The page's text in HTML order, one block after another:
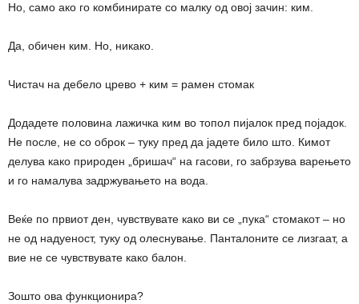
Но, само ако го комбинирате со малку од овој зачин: ким.
Да, обичен ким. Но, никако.
Чистач на дебело црево + ким = рамен стомак
Додадете половина лажичка ким во топол пијалок пред појадок.
Не после, не со оброк – туку пред да јадете било што. Кимот
делува како природен „бришач“ на гасови, го забрзува варењето
и го намалува задржувањето на вода.
Веќе по првиот ден, чувствувате како ви се „пука“ стомакот – но
не од надуеност, туку од олеснување. Панталоните се лизгаат, а
вие не се чувствувате како балон.
Зошто ова функционира?